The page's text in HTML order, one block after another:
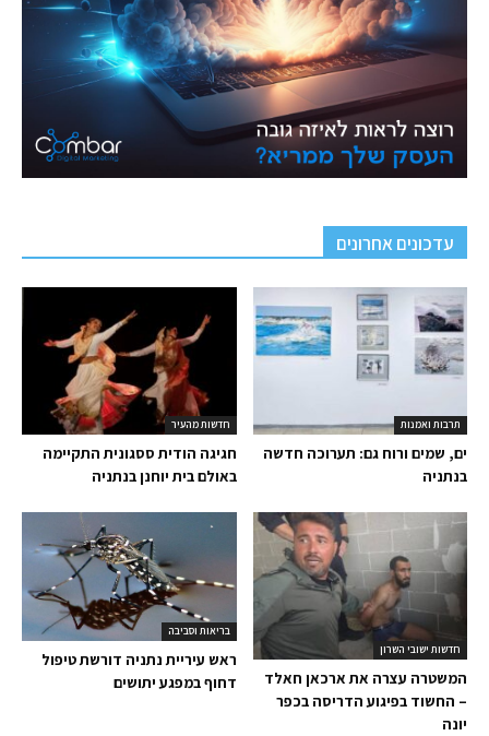
עדכונים אחרונים
חדשות מהעיר
חגיגה הודית ססגונית התקיימה
באולם בית יוחנן בנתניה
תרבות ואמנות
ים, שמים ורוח גם: תערוכה חדשה
בנתניה
בריאות וסביבה
ראש עיריית נתניה דורשת טיפול
דחוף במפגע יתושים
חדשות ישובי השרון
המשטרה עצרה את ארכאן חאלד
– החשוד בפיגוע הדריסה בכפר
יונה